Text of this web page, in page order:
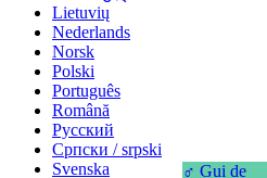
♂ Gui de
Lietuvių
Nederlands
Norsk
Polski
Português
Română
Русский
Српски / srpski
Svenska